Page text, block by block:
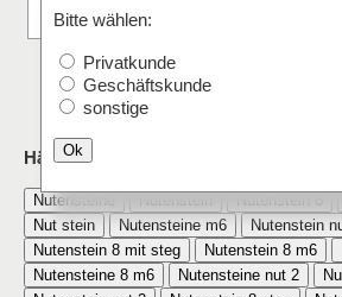
Bitte wählen:
Privatkunde
Geschäftskunde
sonstige
Ok
Stk.
Häufig mit Nutenstein 8 mit Steg 2
Nutensteine
Nut stein
Nutensteine m6
Nutenstein
Nutenstein 8 mit steg
Nutenstein 8 m6
Nutensteine 8 m6
Nutensteine nut 2